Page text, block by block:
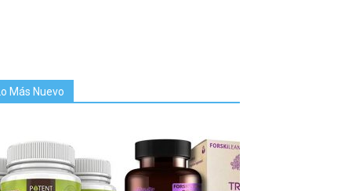
Lo Más Nuevo